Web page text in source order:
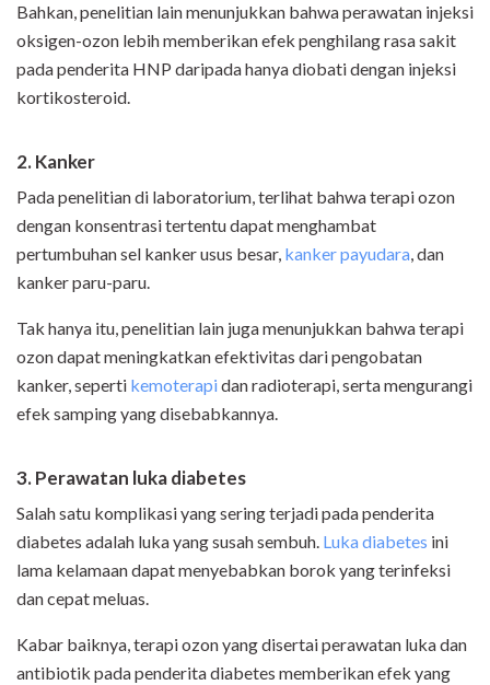
Bahkan, penelitian lain menunjukkan bahwa perawatan injeksi
oksigen-ozon lebih memberikan efek penghilang rasa sakit
pada penderita HNP daripada hanya diobati dengan injeksi
kortikosteroid.
2. Kanker
Pada penelitian di laboratorium, terlihat bahwa terapi ozon
dengan konsentrasi tertentu dapat menghambat
pertumbuhan sel kanker usus besar, kanker payudara, dan
kanker paru-paru.
Tak hanya itu, penelitian lain juga menunjukkan bahwa terapi
ozon dapat meningkatkan efektivitas dari pengobatan
kanker, seperti kemoterapidan radioterapi, serta mengurangi
efek samping yang disebabkannya.
3. Perawatan luka diabetes
Salah satu komplikasi yang sering terjadi pada penderita
diabetes adalah luka yang susah sembuh. Luka diabetes ini
lama kelamaan dapat menyebabkan borok yang terinfeksi
dan cepat meluas.
Kabar baiknya, terapi ozon yang disertai perawatan luka dan
antibiotik pada penderita diabetes memberikan efek yang